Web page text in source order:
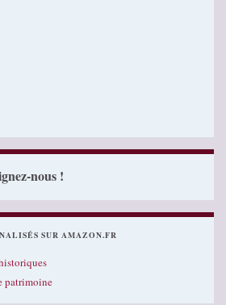
nous !
SUR AMAZON.FR
patrimoine